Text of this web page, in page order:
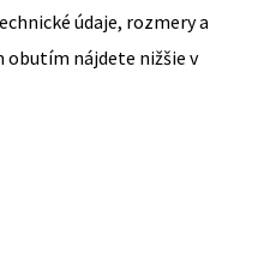
údaje, rozmery a
nájdete nižšie v